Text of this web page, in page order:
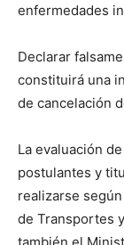
enfermedades
Declarar
constituirá una
de cancelación
La evaluación
postulantes y
realizarse
de Transportes
también el